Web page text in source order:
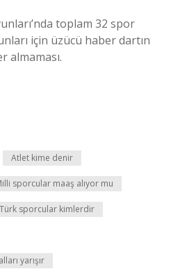
toplam 32 spor
için üzücü haber dartın
almaması.
Atlet kime denir
sporcular maaş alıyor mu
sporcular kimlerdir
yarışır